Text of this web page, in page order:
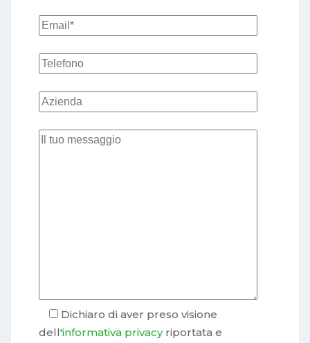
Dichiaro di aver preso visione
dell'informativa privacyriportata e